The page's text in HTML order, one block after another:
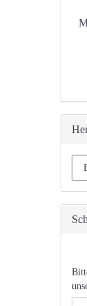
SIE